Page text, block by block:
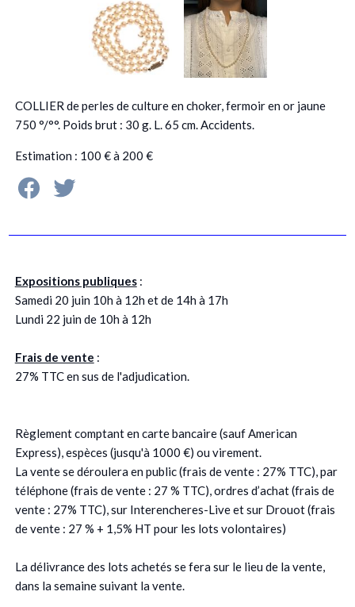
COLLIER de perles de culture en choker, fermoir en or jaune
750 °/°°. Poids brut : 30 g. L. 65 cm. Accidents.
Estimation : 100 € à 200 €
Expositions publiques:
Samedi 20 juin 10h à 12h et de 14h à 17h
Lundi 22 juin de 10h à 12h
Frais de vente :
27% TTC en sus de l'adjudication.
Règlement comptant en carte bancaire (sauf American
Express), espèces (jusqu'à 1000 €) ou virement.
La vente se déroulera en public (frais de vente : 27% TTC), par
téléphone (frais de vente : 27 % TTC), ordres d’achat (frais de
vente : 27% TTC), sur Interencheres-Live et sur Drouot (frais
de vente : 27 % + 1,5% HT pour les lots volontaires)
La délivrance des lots achetés se fera sur le lieu de la vente,
dans la semaine suivant la vente.